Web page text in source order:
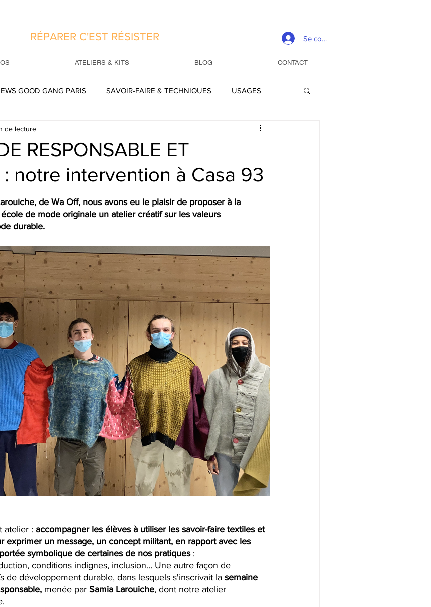
RÉPARER C'EST RÉSISTER Se connecter
ATELIERS & KITS BLOG CONTACT
GOOD GANG PARIS SAVOIR-FAIRE & TECHNIQUES USAGES
PRESSE EVENEMENTS
REPARATIONS
RESPONSABLE ET
: notre intervention à Casa 93
de lecture
de Wa Off, nous avons eu le plaisir de proposer à la
de mode originale un atelier créatif sur les valeurs
durable.
atelier : accompagner les élèves à utiliser les savoir-faire textiles et
exprimer un message, un concept militant, en rapport avec les
symbolique de certaines de nos pratiques :
conditions indignes, inclusion… Une autre façon de
de développement durable, dans lesquels s'inscrivait la semaine
menée par Samia Larouiche, dont notre atelier